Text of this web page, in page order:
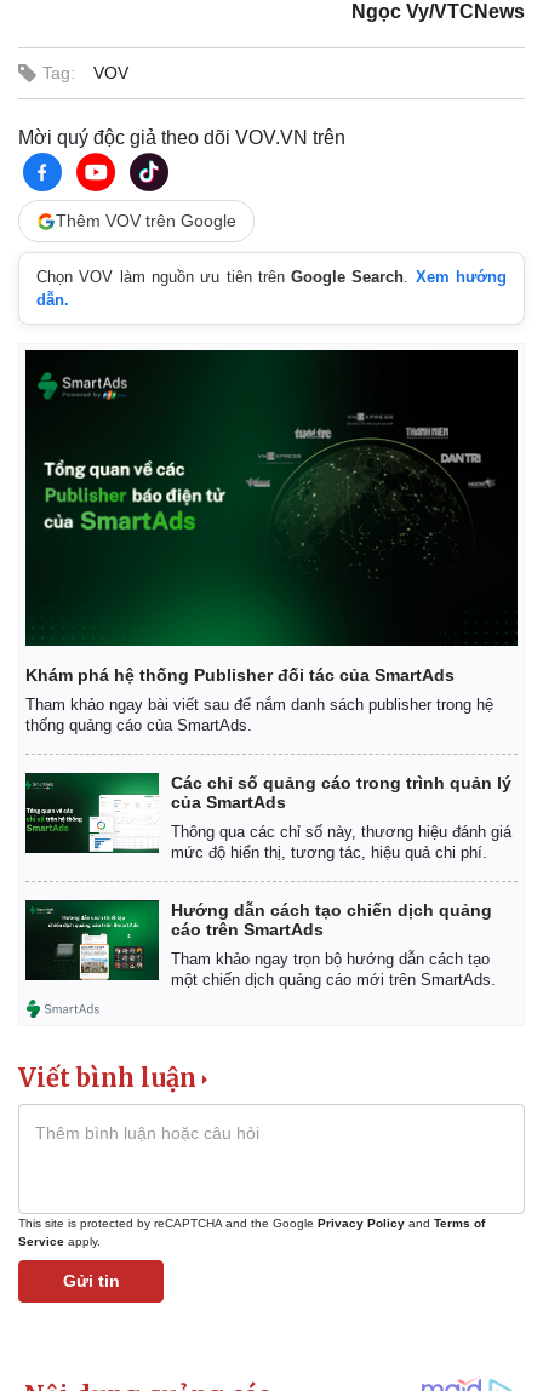
Thị trường
Giá vàng
Chứng khoán
Giá cà phê
Ngọc Vy/VTCNews
Tag: VOV
Mời quý độc giả theo dõi VOV.VN trên
Thêm VOV trên Google
Chọn VOV làm nguồn ưu tiên trênGoogle Search. Xem hướng
dẫn.
Khám phá hệ thống Publisher đối tác của SmartAds
Tham khảo ngay bài viết sau để nắm danh sách publisher trong hệ
thống quảng cáo của SmartAds.
Các chỉ số quảng cáo trong trình quản lý
của SmartAds
Thông qua các chỉ số này, thương hiệu đánh giá
mức độ hiển thị, tương tác, hiệu quả chi phí.
Hướng dẫn cách tạo chiến dịch quảng
cáo trên SmartAds
Tham khảo ngay trọn bộ hướng dẫn cách tạo
một chiến dịch quảng cáo mới trên SmartAds.
Viết bình luận
This site is protected by reCAPTCHA and the Google Privacy Policy and Terms of
Service apply.
Gửi tin